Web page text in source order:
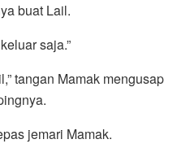
buat Lail.
saja.”
tangan Mamak mengusap
jemari Mamak.